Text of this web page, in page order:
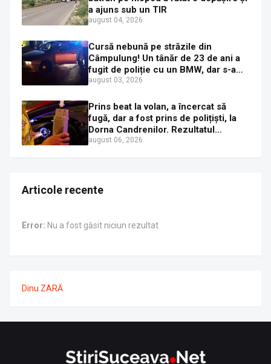
a ajuns sub un TIR
august 04, 2026
Cursă nebună pe străzile din
Câmpulung! Un tânăr de 23 de ani a
fugit de poliție cu un BMW, dar s-a
oprit într-un gard de pe strada
august 03, 2026
Prins beat la volan, a încercat să
fugă, dar a fost prins de polițiști, la
Dorna Candrenilor. Rezultatul
etilotestului: 1,59 mg/l alcool pur în
august 06, 2026
Articole recente
Error: Nu a fost găsit niciun rezultat
Dinu ZARĂ